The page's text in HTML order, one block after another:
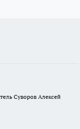
Суворов Алексей